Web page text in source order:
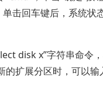
击回车键后，系统
disk x”字符串命令，
扩展分区时，可以